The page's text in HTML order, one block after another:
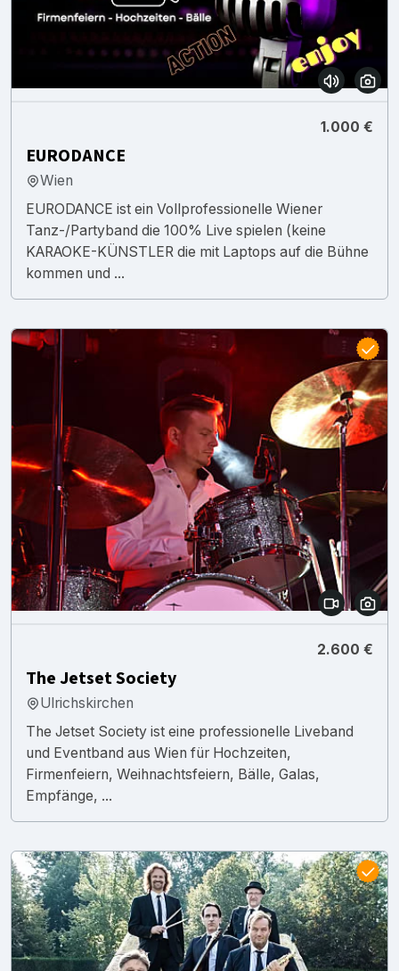
1.000 €
EURODANCE
Wien
EURODANCE ist ein Vollprofessionelle Wiener
Tanz-/Partyband die 100% Live spielen (keine
KARAOKE-KÜNSTLER die mit Laptops auf die Bühne
kommen und ...
2.600 €
The Jetset Society
Ulrichskirchen
The Jetset Society ist eine professionelle Liveband
und Eventband aus Wien für Hochzeiten,
Firmenfeiern, Weihnachtsfeiern, Bälle, Galas,
Empfänge, ...